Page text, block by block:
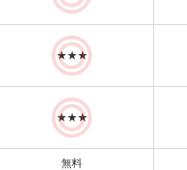
★★★
★★★
無料